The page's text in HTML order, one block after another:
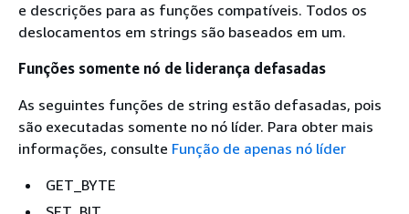
e descrições para as funções compatíveis. Todos os
deslocamentos em strings são baseados em um.
Funções somente nó de liderança defasadas
As seguintes funções de string estão defasadas, pois
são executadas somente no nó líder. Para obter mais
informações, consulte Função de apenas nó líder
GET_BYTE